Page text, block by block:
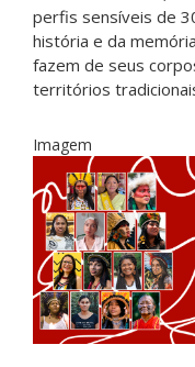
perfis sensíveis de
história e da
fazem de seus
territórios
Imagem